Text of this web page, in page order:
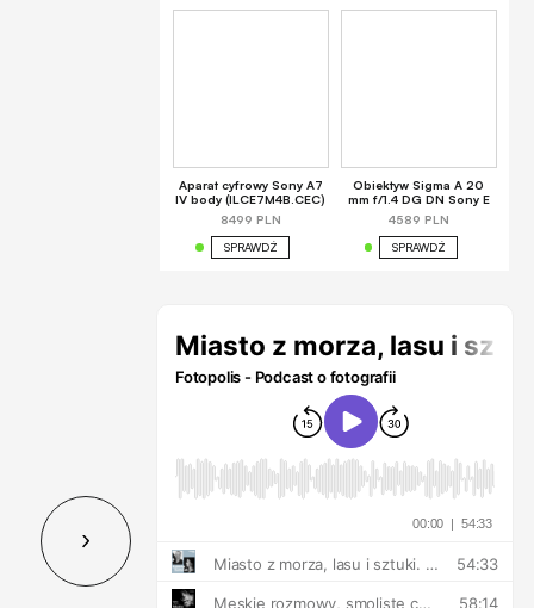
Aparat cyfrowy Sony A7
IV body (ILCE7M4B.CEC)
8499 PLN
SPRAWDŹ
Obiektyw Sigma A 20
mm f/1.4 DG DN Sony E
4589 PLN
SPRAWDŹ